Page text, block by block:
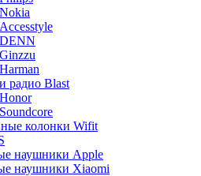
радио Blast
колонки Wifit
наушники Apple
наушники Xiaomi